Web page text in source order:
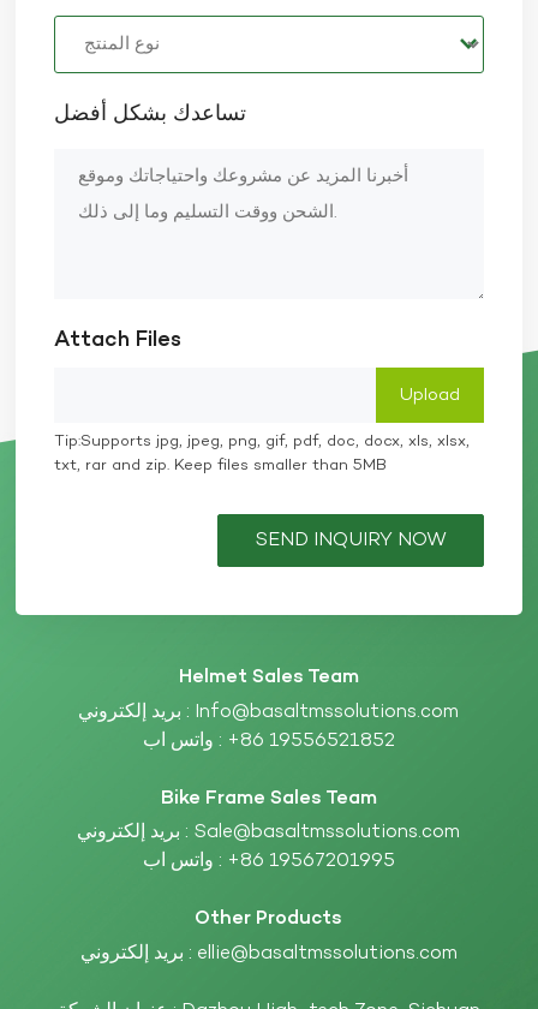
تساعدك بشكل أفضل
Attach Files
Tip:Supports jpg, jpeg, png, gif, pdf, doc, docx, xls, xlsx,
txt, rar and zip. Keep files smaller than 5MB
SEND INQUIRY NOW
Helmet Sales Team
بريد إلكتروني : Info@basaltmssolutions.com
واتس اب : +86 19556521852
Bike Frame Sales Team
بريد إلكتروني : Sale@basaltmssolutions.com
واتس اب : +86 19567201995
Other Products
بريد إلكتروني : ellie@basaltmssolutions.com